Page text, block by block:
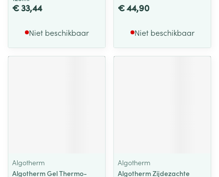
€ 33,44
Niet beschikbaar
€ 44,90
Niet beschikbaar
Algotherm
Algotherm Gel Thermo-
Algotherm
Algotherm Zijdezachte